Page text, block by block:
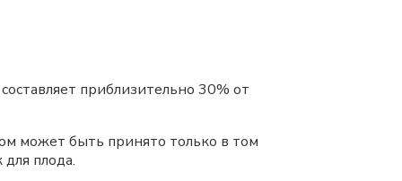
приблизительно 30% от
может быть принято только в том
плода.